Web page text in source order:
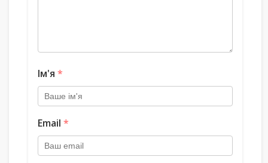
Ім'я *
Email *